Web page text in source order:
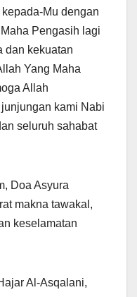
Mu dengan
Pengasih lagi
dan kekuatan
Yang Maha
Allah
kami Nabi
seluruh sahabat
Doa Asyura
makna tawakal,
keselamatan
Al-Asqalani,